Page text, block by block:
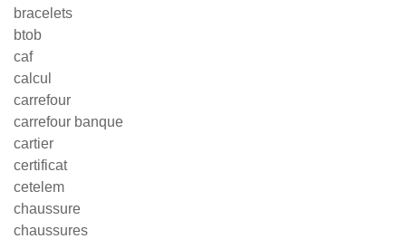
bracelets
btob
caf
calcul
carrefour
carrefour banque
cartier
certificat
cetelem
chaussure
chaussures